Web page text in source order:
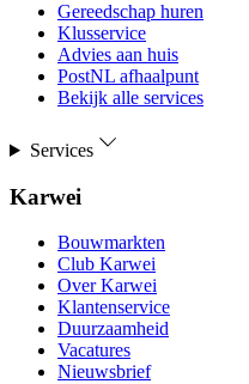
Gereedschap huren
Klusservice
Advies aan huis
PostNL afhaalpunt
Bekijk alle services
Services
Karwei
Bouwmarkten
Club Karwei
Over Karwei
Klantenservice
Duurzaamheid
Vacatures
Nieuwsbrief